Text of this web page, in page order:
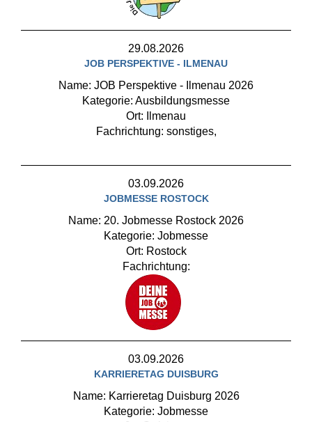
29.08.2026
JOB PERSPEKTIVE - ILMENAU
Name: JOB Perspektive - Ilmenau 2026
Kategorie: Ausbildungsmesse
Ort: Ilmenau
Fachrichtung: sonstiges,
03.09.2026
JOBMESSE ROSTOCK
Name: 20. Jobmesse Rostock 2026
Kategorie: Jobmesse
Ort: Rostock
Fachrichtung:
03.09.2026
KARRIERETAG DUISBURG
Name: Karrieretag Duisburg 2026
Kategorie: Jobmesse